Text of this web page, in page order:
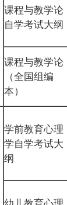
课程与教学论
自学考试大纲
课程与教学论
（全国组编
本）
学前教育心理
学自学考试大
纲